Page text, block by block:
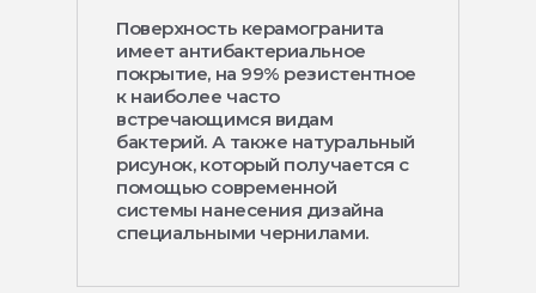
Поверхность керамогранита
имеет антибактериальное
покрытие, на 99% резистентное
к наиболее часто
встречающимся видам
бактерий. А также натуральный
рисунок, который получается с
помощью современной
системы нанесения дизайна
специальными чернилами.